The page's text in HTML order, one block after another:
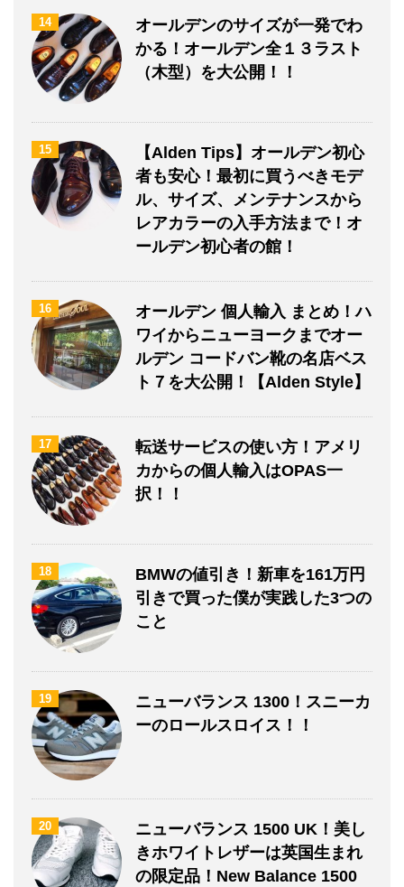
14
オールデンのサイズが一発でわ
かる！オールデン全１３ラスト
（木型）を大公開！！
15
【Alden Tips】オールデン初心
者も安心！最初に買うべきモデ
ル、サイズ、メンテナンスから
レアカラーの入手方法まで！オ
ールデン初心者の館！
16
オールデン 個人輸入 まとめ！ハ
ワイからニューヨークまでオー
ルデン コードバン靴の名店ベス
ト７を大公開！【Alden Style】
17
転送サービスの使い方！アメリ
カからの個人輸入はOPAS一
択！！
18
BMWの値引き！新車を161万円
引きで買った僕が実践した3つの
こと
19
ニューバランス 1300！スニーカ
ーのロールスロイス！！
20
ニューバランス 1500 UK！美し
きホワイトレザーは英国生まれ
の限定品！New Balance 1500